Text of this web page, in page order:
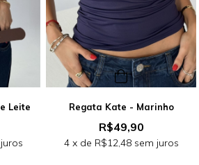
Leite Regata Kate - Marinho
R$49,90
4x de R$12,48sem juros